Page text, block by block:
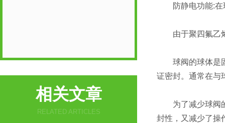
相关文章
RELATED ARTICLES
防静电功能:在球
由于聚四氟乙烯
球阀的球体是固
证密封。通常在与
为了减少球阀的
封性，又减少了操